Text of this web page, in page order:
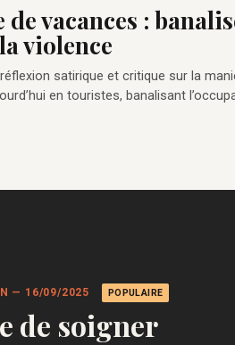
vacances :
violence
satirique et critique sur la
en touristes, banalisant
— 16/09/2025 POPULAIRE
de soigner